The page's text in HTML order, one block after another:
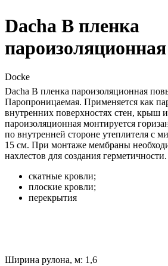
Dacha B пленка
пароизоляционная
Docke
Dacha B пленка пароизоляционная
Паропроницаемая. Применяется как
внутренних поверхностях стен, крыш
пароизоляционная монтируется
по внутренней стороне утеплителя с
15 см. При монтаже мембраны
нахлестов для создания герметичности.
скатные кровли;
плоские кровли;
перекрытия
Ширина рулона, м: 1,6